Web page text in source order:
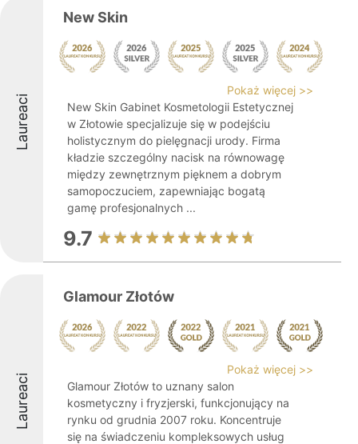
Laureaci
New Skin
Pokaż więcej >>
New Skin Gabinet Kosmetologii Estetycznej
w Złotowie specjalizuje się w podejściu
holistycznym do pielęgnacji urody. Firma
kładzie szczególny nacisk na równowagę
między zewnętrznym pięknem a dobrym
samopoczuciem, zapewniając bogatą
gamę profesjonalnych ...
9.7
Laureaci
Glamour Złotów
Pokaż więcej >>
Glamour Złotów to uznany salon
kosmetyczny i fryzjerski, funkcjonujący na
rynku od grudnia 2007 roku. Koncentruje
się na świadczeniu kompleksowych usług